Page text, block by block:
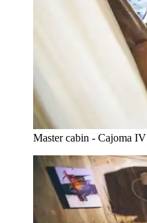
Master cabin - Cajoma IV